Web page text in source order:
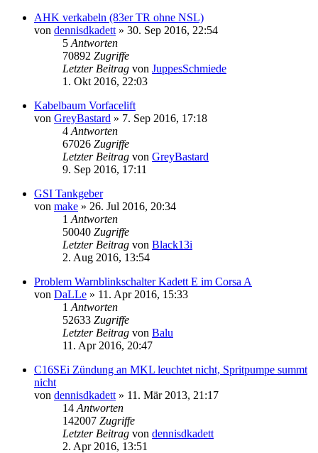
AHK verkabeln (83er TR ohne NSL)
von dennisdkadett » 30. Sep 2016, 22:54
5 Antworten
70892 Zugriffe
Letzter Beitrag von JuppesSchmiede
1. Okt 2016, 22:03
Kabelbaum Vorfacelift
von GreyBastard » 7. Sep 2016, 17:18
4 Antworten
67026 Zugriffe
Letzter Beitrag von GreyBastard
9. Sep 2016, 17:11
GSI Tankgeber
von make » 26. Jul 2016, 20:34
1 Antworten
50040 Zugriffe
Letzter Beitrag von Black13i
2. Aug 2016, 13:54
Problem Warnblinkschalter Kadett E im Corsa A
von DaLLe » 11. Apr 2016, 15:33
1 Antworten
52633 Zugriffe
Letzter Beitrag von Balu
11. Apr 2016, 20:47
C16SEi Zündung an MKL leuchtet nicht, Spritpumpe summt
nicht
von dennisdkadett » 11. Mär 2013, 21:17
14 Antworten
142007 Zugriffe
Letzter Beitrag von dennisdkadett
2. Apr 2016, 13:51